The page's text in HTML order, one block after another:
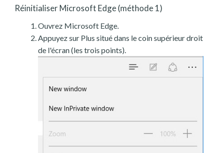
Réinitialiser Microsoft Edge (méthode 1)
Ouvrez Microsoft Edge.
Appuyez sur Plus situé dans le coin supérieur droit
de l'écran (les trois points).